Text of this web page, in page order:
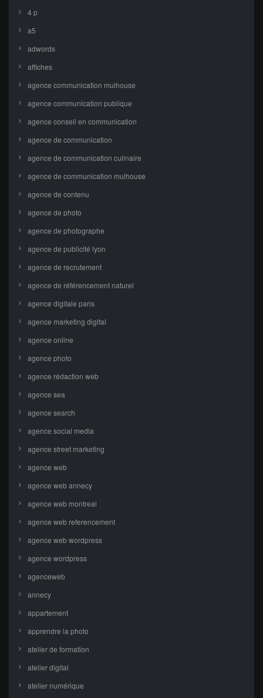
4 p
a5
adwords
affiches
agence communication mulhouse
agence communication publique
agence conseil en communication
agence de communication
agence de communication culinaire
agence de communication mulhouse
agence de contenu
agence de photo
agence de photographe
agence de publicité lyon
agence de recrutement
agence de référencement naturel
agence digitale paris
agence marketing digital
agence online
agence photo
agence rédaction web
agence sea
agence search
agence social media
agence street marketing
agence web
agence web annecy
agence web montreal
agence web referencement
agence web wordpress
agence wordpress
agenceweb
annecy
appartement
apprendre la photo
atelier de formation
atelier digital
atelier numérique